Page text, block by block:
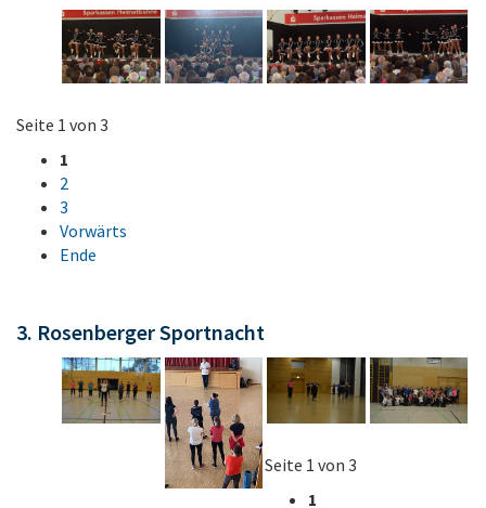
Seite 1 von 3
1
2
3
Vorwärts
Ende
3. Rosenberger Sportnacht
Seite 1 von 3
1